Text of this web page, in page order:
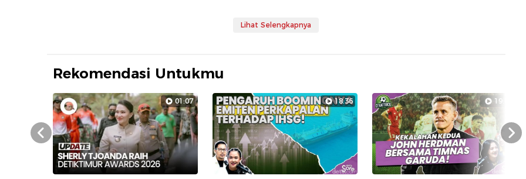
Lihat Selengkapnya
Rekomendasi Untukmu
01:07 18:36 19:04
Prev Next